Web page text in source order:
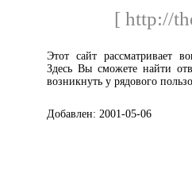
[ http://
Этот сайт рассматривает
Здесь Вы сможете найти
возникнуть у рядового
Добавлен: 2001-05-06